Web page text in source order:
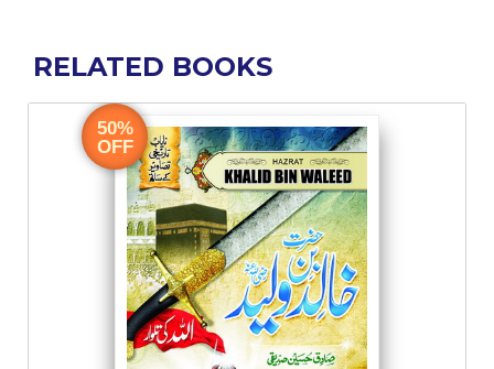
RELATED BOOKS
50%
OFF